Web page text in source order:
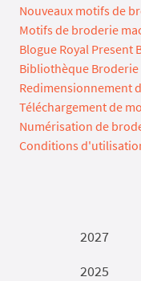
Nouveaux motifs de
Motifs de broderie
Blogue Royal Present
Bibliothèque Broderie
Redimensionnement
Téléchargement de
Numérisation de
Conditions
2027
2025